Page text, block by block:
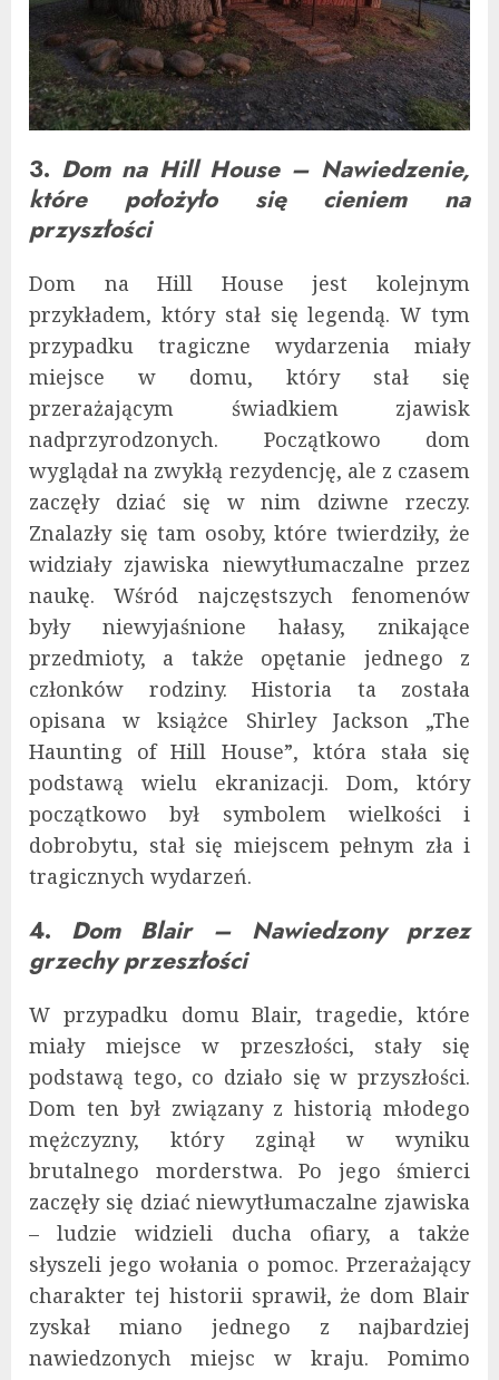
3. Dom na Hill House – Nawiedzenie,
które położyło się cieniem na
przyszłości
Dom na Hill House jest kolejnym
przykładem, który stał się legendą. W tym
przypadku tragiczne wydarzenia miały
miejsce w domu, który stał się
przerażającym świadkiem zjawisk
nadprzyrodzonych. Początkowo dom
wyglądał na zwykłą rezydencję, ale z czasem
zaczęły dziać się w nim dziwne rzeczy.
Znalazły się tam osoby, które twierdziły, że
widziały zjawiska niewytłumaczalne przez
naukę. Wśród najczęstszych fenomenów
były niewyjaśnione hałasy, znikające
przedmioty, a także opętanie jednego z
członków rodziny. Historia ta została
opisana w książce Shirley Jackson „The
Haunting of Hill House”, która stała się
podstawą wielu ekranizacji. Dom, który
początkowo był symbolem wielkości i
dobrobytu, stał się miejscem pełnym zła i
tragicznych wydarzeń.
4. Dom Blair – Nawiedzony przez
grzechy przeszłości
W przypadku domu Blair, tragedie, które
miały miejsce w przeszłości, stały się
podstawą tego, co działo się w przyszłości.
Dom ten był związany z historią młodego
mężczyzny, który zginął w wyniku
brutalnego morderstwa. Po jego śmierci
zaczęły się dziać niewytłumaczalne zjawiska
– ludzie widzieli ducha ofiary, a także
słyszeli jego wołania o pomoc. Przerażający
charakter tej historii sprawił, że dom Blair
zyskał miano jednego z najbardziej
nawiedzonych miejsc w kraju. Pomimo